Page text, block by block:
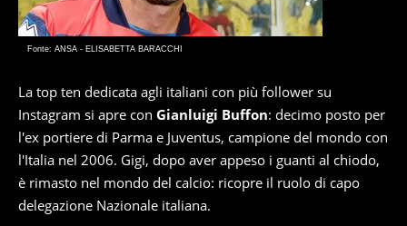
Fonte: ANSA - ELISABETTA BARACCHI
La top ten dedicata agli italiani con più follower su
Instagram si apre con Gianluigi Buffon: decimo posto per
l'ex portiere di Parma e Juventus, campione del mondo con
l'Italia nel 2006. Gigi, dopo aver appeso i guanti al chiodo,
è rimasto nel mondo del calcio: ricopre il ruolo di capo
delegazione Nazionale italiana.